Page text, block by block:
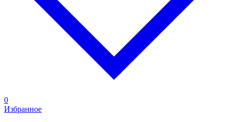
0
Избранное